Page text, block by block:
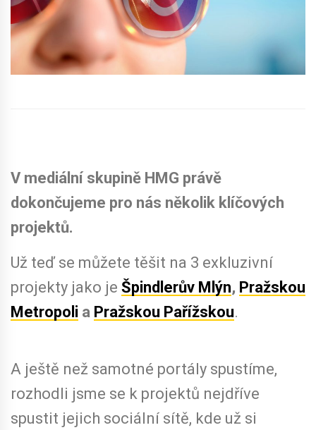
V mediální skupině HMG právě
dokončujeme pro nás několik klíčových
projektů.
Už teď se můžete těšit na 3 exkluzivní
projekty jako je Špindlerův Mlýn, Pražskou
Metropoli a Pražskou Pařížskou.
A ještě než samotné portály spustíme,
rozhodli jsme se k projektů nejdříve
spustit jejich sociální sítě, kde už si